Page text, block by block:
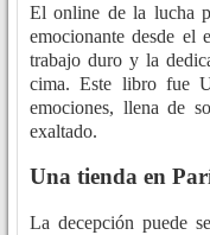
El online de la lucha
emocionante desde el
trabajo duro y la
cima. Este libro fue
emociones, llena de
exaltado.
Una tienda en
La decepción puede